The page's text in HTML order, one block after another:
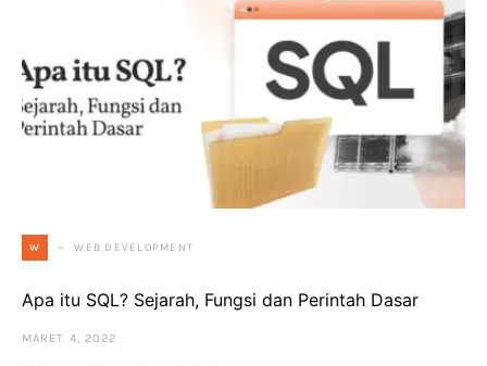
W WEB DEVELOPMENT
Apa itu SQL? Sejarah, Fungsi dan Perintah Dasar
MARET 4, 2022